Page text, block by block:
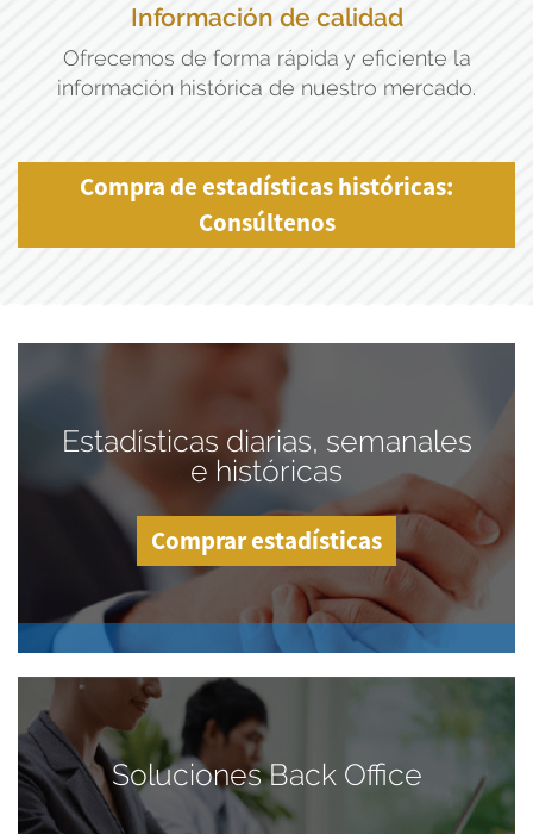
Información de calidad
Ofrecemos de forma rápida y eficiente la
información histórica de nuestro mercado.
Compra de estadísticas históricas:
Consúltenos
Estadísticas diarias, semanales
e históricas
Comprar estadísticas
Soluciones Back Office